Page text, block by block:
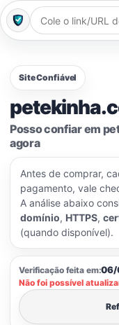
Site Confiável
Posso confiar em
agora
Antes de comprar,
pagamento, vale
A análise abaixo
domínio, HTTPS,
(quando disponível).
Verificação feita em:06/
Não foi possível